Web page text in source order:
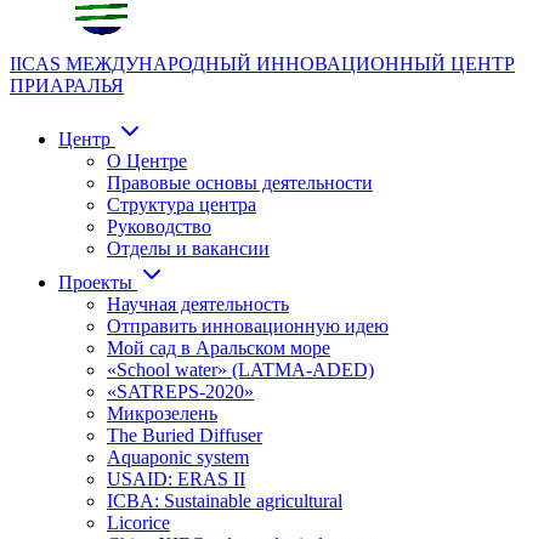
IICAS МЕЖДУНАРОДНЫЙ ИННОВАЦИОННЫЙ ЦЕНТР
ПРИАРАЛЬЯ
Центр
О Центре
Правовые основы деятельности
Структура центра
Руководство
Отделы и вакансии
Проекты
Научная деятельность
Отправить инновационную идею
Мой сад в Аральском море
«School water» (LATMA-ADED)
«SATREPS-2020»
Микрозелень
The Buried Diffuser
Aquaponic system
USAID: ERAS II
ICBA: Sustainable agricultural
Licorice